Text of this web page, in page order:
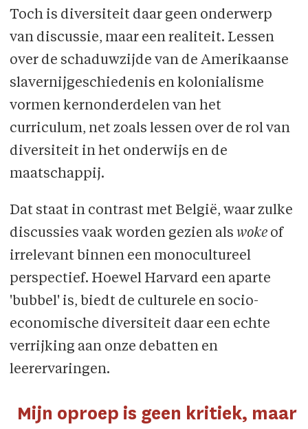
Toch is diversiteit daar geen onderwerp
van discussie, maar een realiteit. Lessen
over de schaduwzijde van de Amerikaanse
slavernijgeschiedenis en kolonialisme
vormen kern­onderdelen van het
curriculum, net zoals lessen over de rol van
diversiteit in het onderwijs en de
maatschappij.
Dat staat in contrast met België, waar zulke
discussies vaak worden gezien als woke of
irrelevant binnen een monocultureel
perspectief. Hoewel Harvard een aparte
'bubbel' is, biedt de culturele en socio-
economische diversiteit daar een echte
verrijking aan onze debatten en
leerervaringen.
Mijn oproep is geen kritiek, maar